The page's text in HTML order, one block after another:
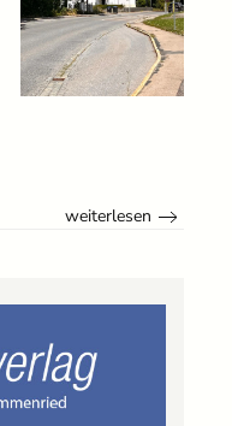
weiterlesen